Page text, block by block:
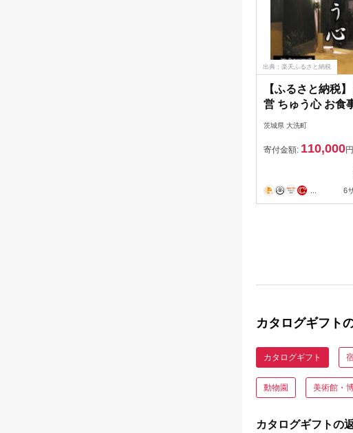
出典：楽天ふるさと納税
【ふるさと納税
営 ちゅう心 お食
33,000円分 大洗
茨城県 大洗町
寄付金額: 110,000円
6
カタログギフト
カタログギフト
動物園 美術館・
カタログギフトの